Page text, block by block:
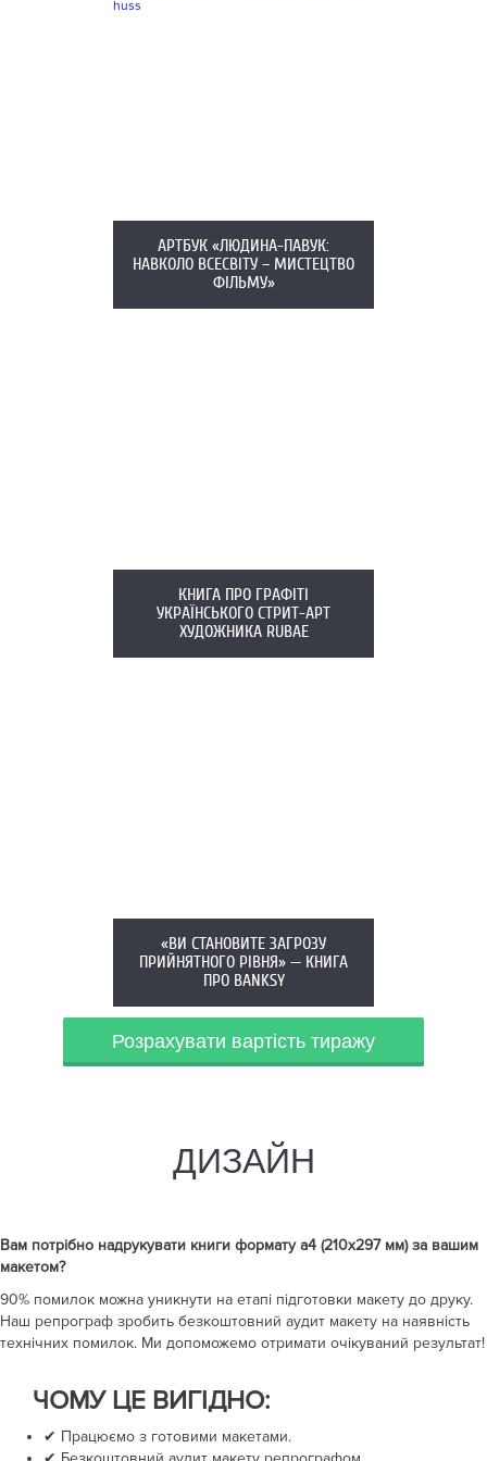
АРТБУК «ЛЮДИНА-ПАВУК:
НАВКОЛО ВСЕСВІТУ – МИСТЕЦТВО
ФІЛЬМУ»
КНИГА ПРО ГРАФІТІ
УКРАЇНСЬКОГО СТРИТ-АРТ
ХУДОЖНИКА RUBAE
«ВИ СТАНОВИТЕ ЗАГРОЗУ
ПРИЙНЯТНОГО РІВНЯ» — КНИГА
ПРО BANKSY
Розрахувати вартість тиражу
ДИЗАЙН
Вам потрібно надрукувати книги формату а4 (210х297 мм)за вашим
макетом?
90% помилок можна уникнути на етапі підготовки макету до друку.
Наш репрограф зробить безкоштовний аудит макету на наявність
технічних помилок. Ми допоможемо отримати очікуваний результат!
ЧОМУ ЦЕ ВИГІДНО:
✔ Працюємо з готовими макетами.